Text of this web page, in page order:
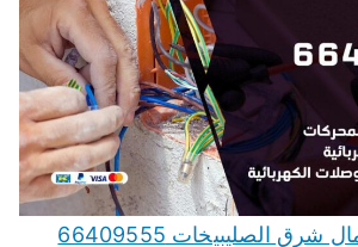
كهربائي منازل شمال شرق الصليبيخات 66409555